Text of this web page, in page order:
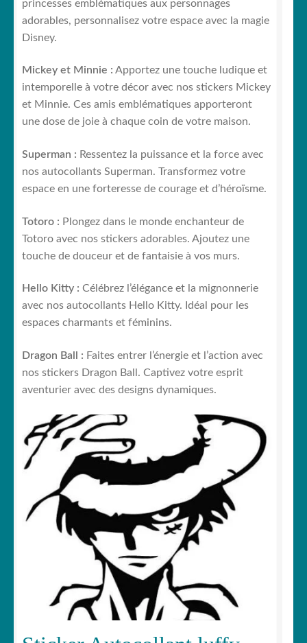
princesses emblématiques aux personnages
adorables, personnalisez votre espace avec la magie
Disney.
Mickey et Minnie : Apportez une touche ludique et
intemporelle à votre décor avec nos stickers Mickey
et Minnie. Ces amis emblématiques apporteront
une dose de joie à chaque coin de votre maison.
Superman : Ressentez la puissance et la force avec
nos autocollants Superman. Transformez votre
espace en une forteresse de courage et d’héroïsme.
Totoro : Plongez dans le monde enchanteur de
Totoro avec nos stickers adorables. Ajoutez une
touche de douceur et de fantaisie à vos murs.
Hello Kitty : Célébrez l’élégance et la mignonnerie
avec nos autocollants Hello Kitty. Idéal pour les
espaces charmants et féminins.
Dragon Ball : Faites entrer l’énergie et l’action avec
nos stickers Dragon Ball. Captivez votre esprit
aventurier avec des designs dynamiques.